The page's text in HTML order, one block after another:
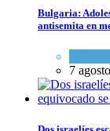
Bulgaria:
antisemita en
7